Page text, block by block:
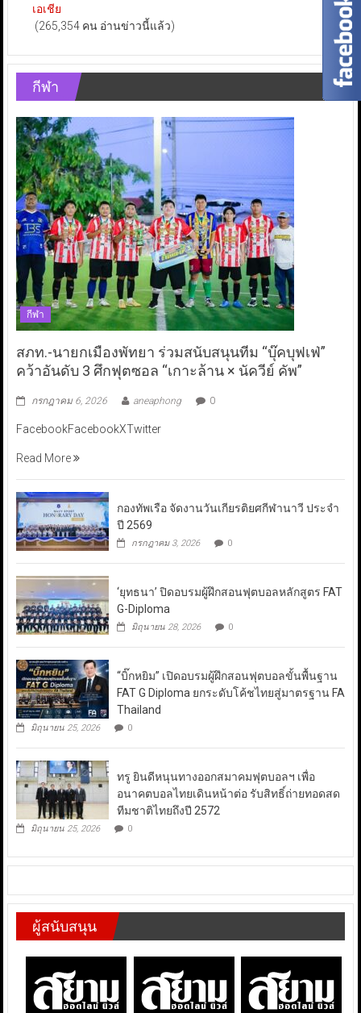
เอเชีย
(265,354 คน อ่านข่าวนี้แล้ว)
กีฬา
กีฬา
สภท.-นายกเมืองพัทยา ร่วมสนับสนุนทีม “บุ๊คบุฟเฟ่”
คว้าอันดับ 3 ศึกฟุตซอล “เกาะล้าน × นัควีย์ คัพ”
กรกฎาคม 6, 2026 aneaphong 0
FacebookFacebookXTwitter
Read More
กองทัพเรือ จัดงานวันเกียรติยศกีฬานาวี ประจำ
ปี 2569
กรกฎาคม 3, 2026 0
‘ยุทธนา’ ปิดอบรมผู้ฝึกสอนฟุตบอลหลักสูตร FAT
G-Diploma
มิถุนายน 28, 2026 0
“บิ๊กหยิม” เปิดอบรมผู้ฝึกสอนฟุตบอลขั้นพื้นฐาน
FAT G Diploma ยกระดับโค้ชไทยสู่มาตรฐาน FA
Thailand
มิถุนายน 25, 2026 0
ทรู ยินดีหนุนทางออกสมาคมฟุตบอลฯ เพื่อ
อนาคตบอลไทยเดินหน้าต่อ รับสิทธิ์ถ่ายทอดสด
ทีมชาติไทยถึงปี 2572
มิถุนายน 25, 2026 0
ผู้สนับสนุน